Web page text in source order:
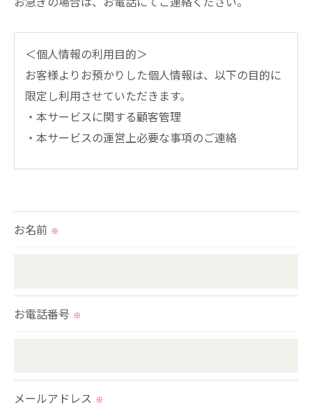
＜個人情報の利用目的＞
お客様よりお預かりした個人情報は、以下の目的に
限定し利用させていただきます。
・本サービスに関する顧客管理
・本サービスの運営上必要な事項のご連絡
られた場合を除き、
お名前 ※
お電話番号 ※
メールアドレス ※